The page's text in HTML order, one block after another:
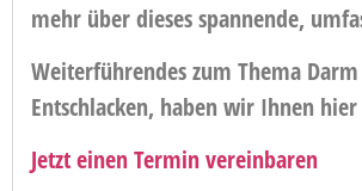
mehr über dieses spannende,
Weiterführendes zum Thema
Entschlacken, haben wir Ihnen
Jetzt einen Termin vereinbaren